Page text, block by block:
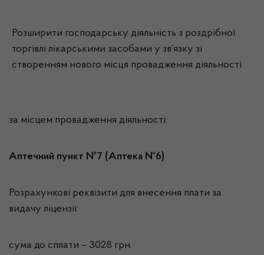
Розширити господарську діяльність з роздрібної
торгівлі лікарськими засобами у зв’язку зі
створенням нового місця провадження діяльності
за місцем провадження діяльності:
Аптечний пункт №7 (Аптека №6)
Розрахункові реквізити для внесення плати за
видачу ліцензії:
сума до сплати – 3028 грн.